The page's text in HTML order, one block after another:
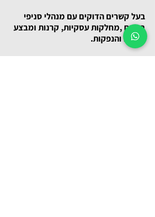
בעל קשרים הדוקים עם מנהלי סניפי
בנקים ,מחלקות עסקיות, קרנות ומבצע
גיוסים והנפקות.